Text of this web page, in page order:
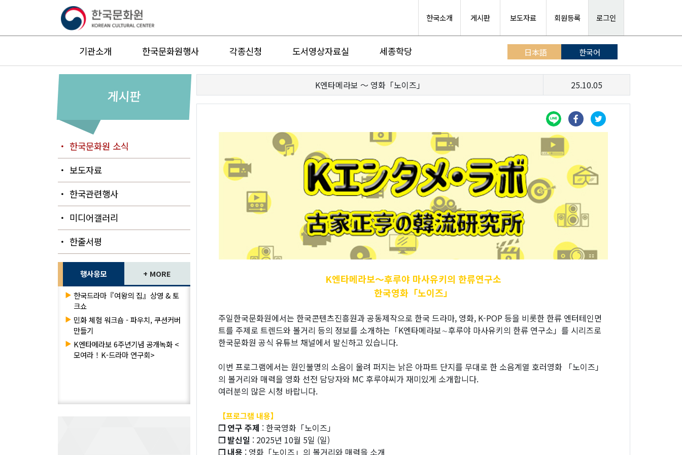
한국소개 게시판 보도자료 회원등록 로그인
기관소개 한국문화원행사 각종신청 도서영상자료실 세종학당 日本語 한국어
게시판
・ 한국문화원 소식
・ 보도자료
・ 한국관련행사
・ 미디어갤러리
・ 한줄서평
행사응모 + MORE
▶ 한국드라마『여왕의 집』상영 & 토
크쇼
▶ 민화 체험 워크숍 - 파우치, 쿠션커버
만들기
▶ K엔타메라보 6주년기념 공개녹화 <
모여라！K-드라마 연구회>
K엔타메라보 ～ 영화「노이즈」 25.10.05
K엔타메라보～후루야 마사유키의 한류연구소
한국영화「노이즈」
주일한국문화원에서는 한국콘텐츠진흥원과 공동제작으로 한국 드라마, 영화, K-POP 등을 비롯한 한류 엔터테인먼
트를 주제로 트렌드와 볼거리 등의 정보를 소개하는「K엔타메라보∼후루야 마사유키의 한류 연구소」를 시리즈로
한국문화원 공식 유튜브 채널에서 발신하고 있습니다.
이번 프로그램에서는 원인불명의 소음이 울려 퍼지는 낡은 아파트 단지를 무대로 한 소음계열 호러영화 「노이즈」
의 볼거리와 매력을 영화 선전 담당자와 MC 후루야씨가 재미있게 소개합니다.
여러분의 많은 시청 바랍니다.
【프로그램 내용】
❐ 연구 주제 : 한국영화「노이즈」
❐ 발신일 : 2025년 10월 5일 (일)
❐ 내용 : 영화「노이즈」의 볼거리와 매력을 소개